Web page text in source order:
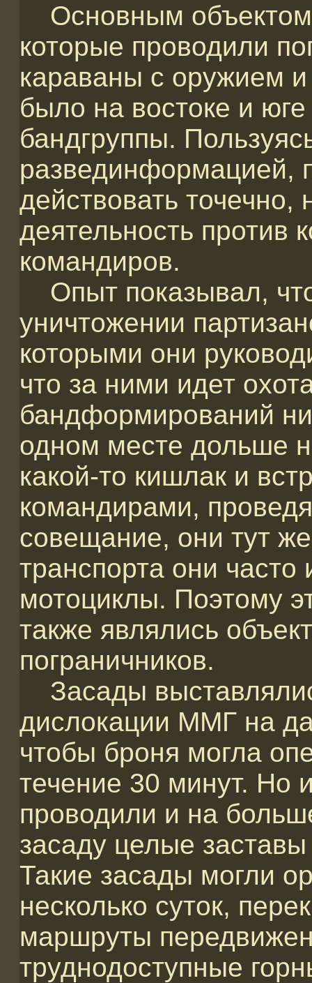
Основным объектом
которые проводили
караваны с оружием
было на востоке и
бандгруппы.
развединформацией,
действовать точечно,
деятельность против
командиров.
Опыт показывал,
уничтожении
которыми они
что за ними идет
бандформирований
одном месте дольше
какой-то кишлак и
командирами,
совещание, они тут
транспорта они
мотоциклы. Поэтому
также являлись
пограничников.
Засады
дислокации ММГ на
чтобы броня могла
течение 30 минут. Но
проводили и на
засаду целые
Такие засады могли
несколько суток,
маршруты
труднодоступные